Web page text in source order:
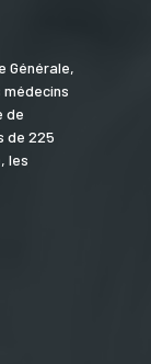
Générale,
de
de 225
les